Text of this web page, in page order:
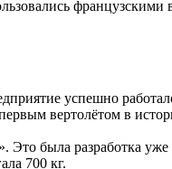
французскими
успешно
вертолётом в
Это была разработка
700 кг.